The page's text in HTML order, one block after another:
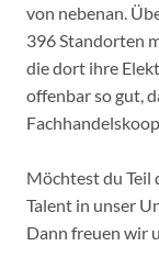
von nebenan.
396 Standorten
die dort ihre
offenbar so gut,
Möchtest du Teil
Talent in unser
Dann freuen wir